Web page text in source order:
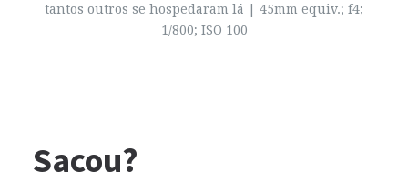
tantos outros se hospedaram lá | 45mm equiv.; f4;
1/800; ISO 100
Sacou?